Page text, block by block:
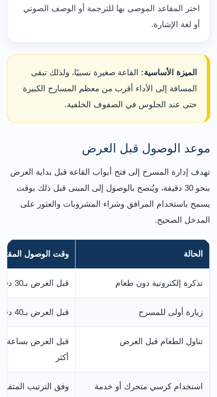
اختر المقاعد الموصى بها للترجمة أو الوصف الصوتي
أو لغة الإشارة.
الميزة الأساسية: القاعة صغيرة نسبيًا، ولذلك تبقى
المسافة إلى الأداء أقرب من معظم المسارح الكبيرة
حتى عند الجلوس في الصفوف الخلفية.
موعد الوصول قبل العرض
تهدف إدارة المسرح إلى فتح أبواب القاعة قبل بداية العرض
بنحو 30 دقيقة، ويُنصح بالوصول إلى المبنى قبل ذلك بوقت
يسمح باستخدام المرافق وشراء المشروبات والعثور على
المدخل الصحيح.
الحالة وقت الوصول
تذكرة إلكترونية دون طعام قبل العرض بـ30 دقيقة
زيارة أولى للمسرح قبل العرض بـ40 دقيقة
تناول الطعام قبل العرض
قبل العرض بساعة
أكثر
استخدام كرسي متحرك أو خدمة
وفق الترتيب المتفق